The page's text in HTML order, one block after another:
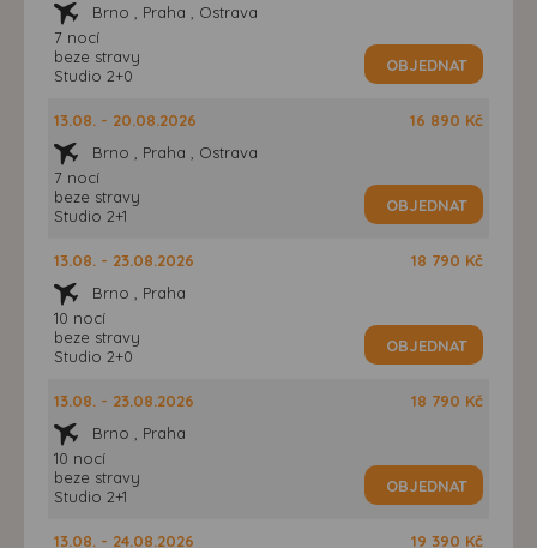
Brno , Praha , Ostrava
7 nocí
beze stravy
Studio 2+0
OBJEDNAT
13.08. - 20.08.2026
Brno , Praha , Ostrava
7 nocí
beze stravy
Studio 2+1
16 890 Kč
OBJEDNAT
13.08. - 23.08.2026
Brno , Praha
10 nocí
beze stravy
Studio 2+0
18 790 Kč
OBJEDNAT
13.08. - 23.08.2026
Brno , Praha
10 nocí
beze stravy
Studio 2+1
18 790 Kč
OBJEDNAT
13.08. - 24.08.2026 19 390 Kč